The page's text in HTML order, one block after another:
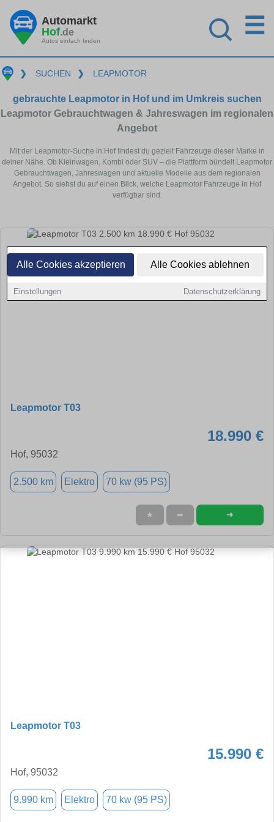
Alle Cookies akzeptieren Alle Cookies ablehnen
Einstellungen Datenschutzerklärung
Automarkt
Hof.de
Autos einfach finden
☰
❯ SUCHEN ❯ LEAPMOTOR
gebrauchte Leapmotor in Hof und im Umkreis suchen
Leapmotor Gebrauchtwagen & Jahreswagen im regionalen
Angebot
Mit der Leapmotor-Suche in Hof findest du gezielt Fahrzeuge dieser Marke in
deiner Nähe. Ob Kleinwagen, Kombi oder SUV – die Plattform bündelt Leapmotor
Gebrauchtwagen, Jahreswagen und aktuelle Modelle aus dem regionalen
Angebot. So siehst du auf einen Blick, welche Leapmotor Fahrzeuge in Hof
verfügbar sind.
Leapmotor T03
18.990 €
Hof, 95032
2.500 km Elektro 70 kw (95 PS)
★ ➦ ➜
Leapmotor T03
15.990 €
Hof, 95032
9.990 km Elektro 70 kw (95 PS)